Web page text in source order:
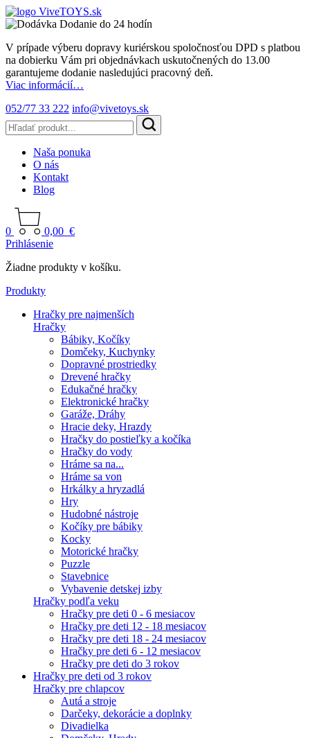
Dodanie do 24 hodín
V prípade výberu dopravy kuriérskou spoločnosťou DPD s platbou
na dobierku Vám pri objednávkach uskutočnených do 13.00
garantujeme dodanie nasledujúci pracovný deň.
Viac informácií…
052/77 33 222 info@vivetoys.sk
Naša ponuka
O nás
Kontakt
Blog
0 0,00 €
Prihlásenie
Žiadne produkty v košíku.
Produkty
Hračky pre najmenších
Hračky
Bábiky, Kočíky
Domčeky, Kuchynky
Dopravné prostriedky
Drevené hračky
Edukačné hračky
Elektronické hračky
Garáže, Dráhy
Hracie deky, Hrazdy
Hračky do postieľky a kočíka
Hračky do vody
Hráme sa na...
Hráme sa von
Hrkálky a hryzadlá
Hry
Hudobné nástroje
Kočíky pre bábiky
Kocky
Motorické hračky
Puzzle
Stavebnice
Vybavenie detskej izby
Hračky podľa veku
Hračky pre deti 0 - 6 mesiacov
Hračky pre deti 12 - 18 mesiacov
Hračky pre deti 18 - 24 mesiacov
Hračky pre deti 6 - 12 mesiacov
Hračky pre deti do 3 rokov
Hračky pre deti od 3 rokov
Hračky pre chlapcov
Autá a stroje
Darčeky, dekorácie a doplnky
Divadielka